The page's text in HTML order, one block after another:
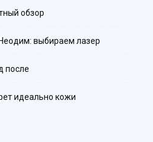
обзор
выбираем лазер
после
идеально кожи